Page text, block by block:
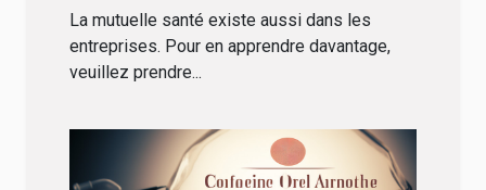
La mutuelle santé existe aussi dans les
entreprises. Pour en apprendre davantage,
veuillez prendre...